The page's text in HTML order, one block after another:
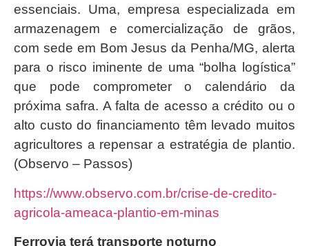
essenciais. Uma, empresa especializada em
armazenagem e comercialização de grãos,
com sede em Bom Jesus da Penha/MG, alerta
para o risco iminente de uma “bolha logística”
que pode comprometer o calendário da
próxima safra. A falta de acesso a crédito ou o
alto custo do financiamento têm levado muitos
agricultores a repensar a estratégia de plantio.
(Observo – Passos)
https://www.observo.com.br/crise-de-credito-
agricola-ameaca-plantio-em-minas
Ferrovia terá transporte noturno